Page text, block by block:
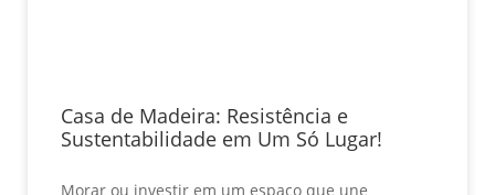
Casa de Madeira: Resistência e
Sustentabilidade em Um Só Lugar!
Morar ou investir em um espaço que une